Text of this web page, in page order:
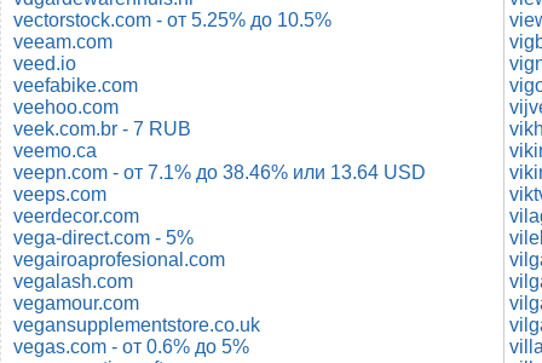
vectorstock.com - от 5.25% до 10.5%
veeam.com
veed.io
veefabike.com
veehoo.com
veek.com.br - 7 RUB
veemo.ca
veepn.com - от 7.1% до 38.46% или 13.64 USD
veeps.com
veerdecor.com
vega-direct.com - 5%
vegairoaprofesional.com
vegalash.com
vegamour.com
vegansupplementstore.co.uk
vegas.com - от 0.6% до 5%